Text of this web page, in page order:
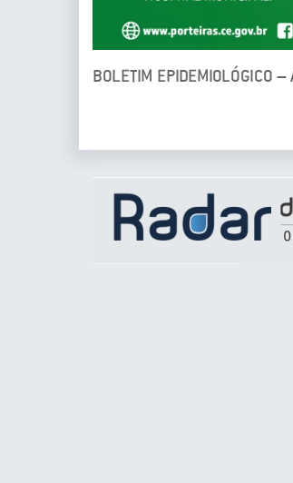
BOLETIM